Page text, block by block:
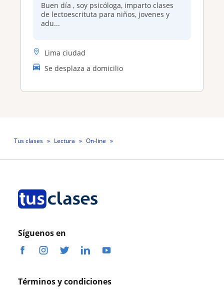
Buen día , soy psicóloga, imparto clases
de lectoescrituta para niños, jovenes y
adu...
Lima ciudad
Se desplaza a domicilio
Tus clases Lectura
On-line
Síguenos en
Términos y condiciones